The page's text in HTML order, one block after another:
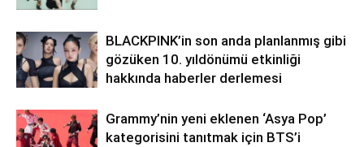
BLACKPINK’in son anda planlanmış gibi
gözüken 10. yıldönümü etkinliği
hakkında haberler derlemesi
Grammy’nin yeni eklenen ‘Asya Pop’
kategorisini tanıtmak için BTS’i